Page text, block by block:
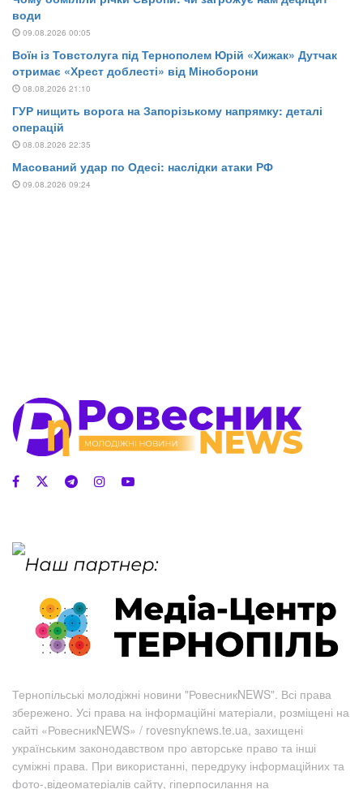
Тернопільські молодіжні новини "РовесникNEWS". Всі права
збережено. Усі права на інформаційні матеріали, розміщені на
сайті «РовесникNEWS» / rovesnyknews.te.ua, захищені
українським законодавством про авторське право та інші
суміжні права. При використанні, передруку інформаційних та
фото-,відеоматеріалів сайту, гіперпосилання на